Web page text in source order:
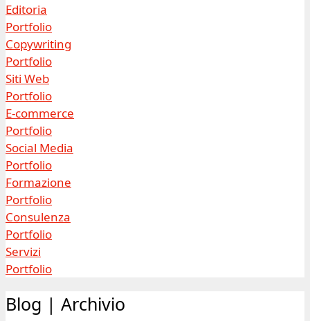
Editoria
Portfolio
Copywriting
Portfolio
Siti Web
Portfolio
E-commerce
Portfolio
Social Media
Portfolio
Formazione
Portfolio
Consulenza
Portfolio
Servizi
Portfolio
Blog | Archivio